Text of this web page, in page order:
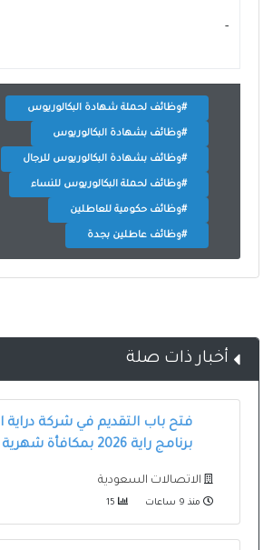
- ‏
#وظائف لحملة شهادة البكالوريوس
#وظائف بشهادة البكالوريوس
#وظائف بشهادة البكالوريوس للرجال
#وظائف لحملة البكالوريوس للنساء
#وظائف حكومية للعاطلين
#وظائف عاطلين بجدة
أخبار ذات صلة
فتح باب التقديم في شركة دراية
برنامج راية 2026 بمكافأة شهرية ومزايا
الاتصالات السعودية
منذ 9 ساعات